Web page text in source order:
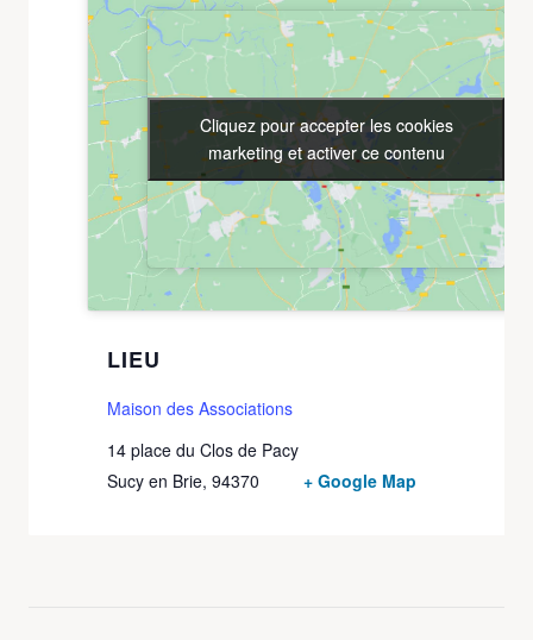
LIEU
Maison des Associations
14 place du Clos de Pacy
Sucy en Brie, 94370 + Google Map
Cliquez pour accepter les cookies
marketing et activer ce contenu
Cliquez pour accepter les cookies
marketing et activer ce contenu